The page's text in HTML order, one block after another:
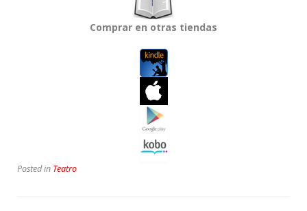
Comprar en otras tiendas
Posted in Teatro